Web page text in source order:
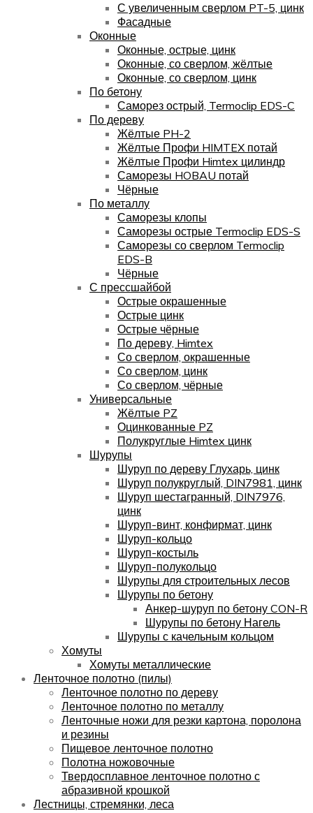
С увеличенным сверлом PT-5, цинк
Фасадные
Оконные
Оконные, острые, цинк
Оконные, со сверлом, жёлтые
Оконные, со сверлом, цинк
По бетону
Саморез острый, Termoclip EDS-C
По дереву
Жёлтые PH-2
Жёлтые Профи HIMTEX потай
Жёлтые Профи Himtex цилиндр
Саморезы HOBAU потай
Чёрные
По металлу
Саморезы клопы
Саморезы острые Termoclip EDS-S
Саморезы со сверлом Termoclip
EDS-B
Чёрные
С прессшайбой
Острые окрашенные
Острые цинк
Острые чёрные
По дереву, Himtex
Со сверлом, окрашенные
Со сверлом, цинк
Со сверлом, чёрные
Универсальные
Жёлтые PZ
Оцинкованные PZ
Полукруглые Himtex цинк
Шурупы
Шуруп по дереву Глухарь, цинк
Шуруп полукруглый, DIN7981, цинк
Шуруп шестагранный, DIN7976,
цинк
Шуруп-винт, конфирмат, цинк
Шуруп-кольцо
Шуруп-костыль
Шуруп-полукольцо
Шурупы для строительных лесов
Шурупы по бетону
Анкер-шуруп по бетону CON-R
Шурупы по бетону Нагель
Шурупы с качельным кольцом
Хомуты
Хомуты металлические
Ленточное полотно (пилы)
Ленточное полотно по дереву
Ленточное полотно по металлу
Ленточные ножи для резки картона, поролона
и резины
Пищевое ленточное полотно
Полотна ножовочные
Твердосплавное ленточное полотно с
абразивной крошкой
Лестницы, стремянки, леса